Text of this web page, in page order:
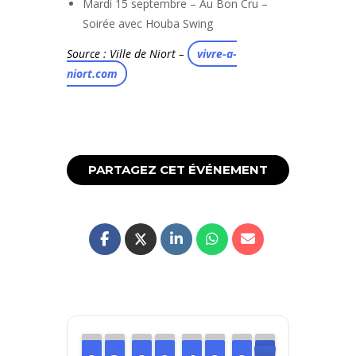
Mardi 15 septembre – Au Bon Cru –
Soirée avec Houba Swing
Source : Ville de Niort –
vivre-a-
niort.com
PARTAGEZ CET ÉVÉNEMENT